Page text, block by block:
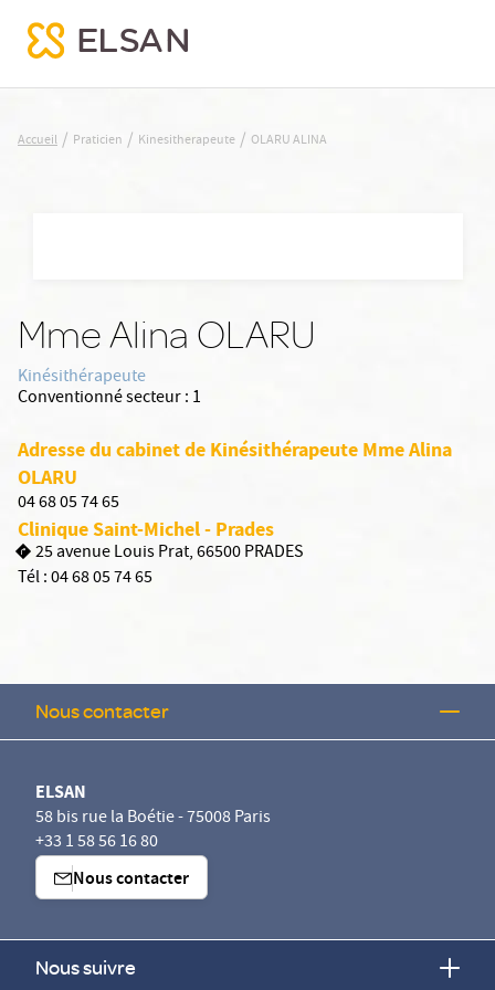
OLARU ALINA
Accueil / Praticien / Kinesitherapeute / OLARU ALINA
Mme Alina OLARU
Kinésithérapeute
Conventionné secteur : 1
Adresse du cabinet de Kinésithérapeute Mme Alina
OLARU
04 68 05 74 65
Clinique Saint-Michel - Prades
25 avenue Louis Prat, 66500 PRADES
Tél :04 68 05 74 65
Nous contacter
ELSAN
58 bis rue la Boétie - 75008 Paris
+33 1 58 56 16 80
Nous contacter
Nous suivre